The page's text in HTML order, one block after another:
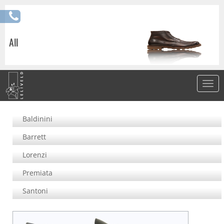
All
Baldinini
Barrett
Lorenzi
Premiata
Santoni